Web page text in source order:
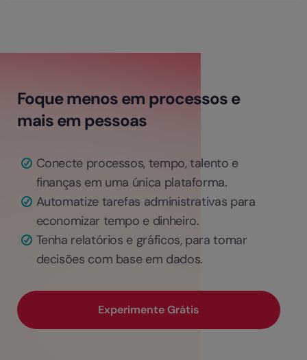
Foque menos em processos e
mais em pessoas
Conecte processos, tempo, talento e
finanças em uma única plataforma.
Automatize tarefas administrativas para
economizar tempo e dinheiro.
Tenha relatórios e gráficos, para tomar
decisões com base em dados.
Experimente Grátis